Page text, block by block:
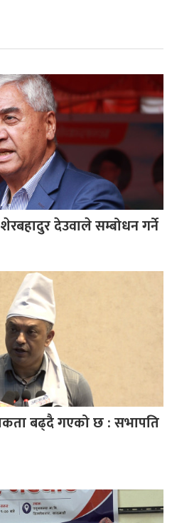
देउवाले सम्बोधन गर्ने
बढ्दै गएको छ : सभापति